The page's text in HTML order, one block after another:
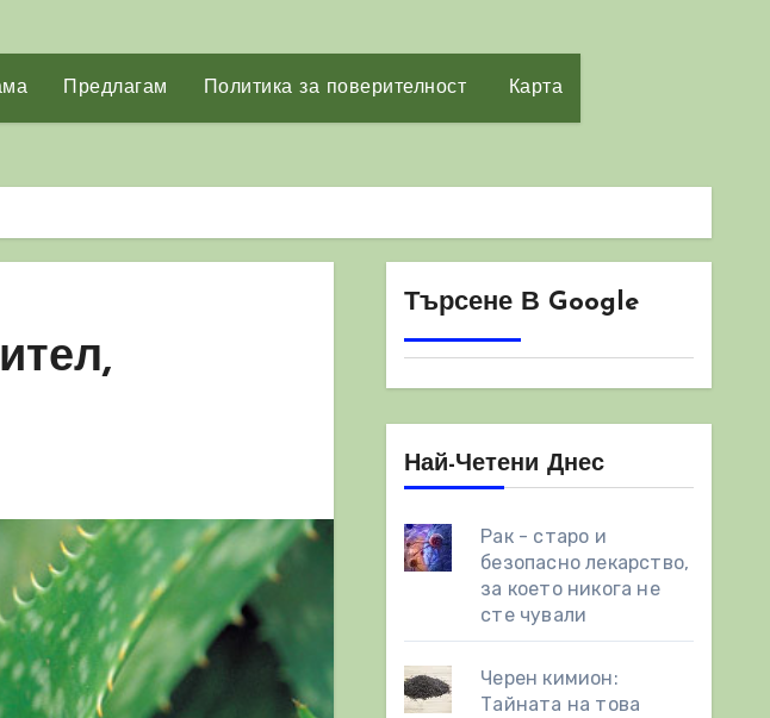
Предлагам Политика за поверителност Карта
Търсене В Google
Най-Четени Днес
Рак - старо и
безопасно лекарство,
за което никога не
сте чували
Черен кимион:
Тайната на това